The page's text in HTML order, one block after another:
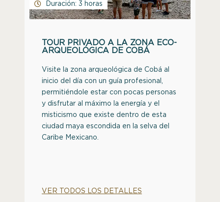
Duración: 3 horas
TOUR PRIVADO A LA ZONA ECO-
ARQUEOLÓGICA DE COBÁ
Visite la zona arqueológica de Cobá al
inicio del día con un guía profesional,
permitiéndole estar con pocas personas
y disfrutar al máximo la energía y el
misticismo que existe dentro de esta
ciudad maya escondida en la selva del
Caribe Mexicano.
VER TODOS LOS DETALLES